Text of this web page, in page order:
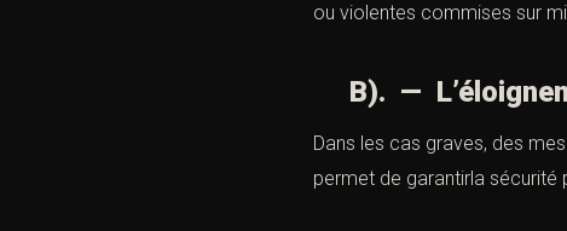
ou violentes commises sur
B). —
Dans les cas graves, des
permet de garantirla sécurité